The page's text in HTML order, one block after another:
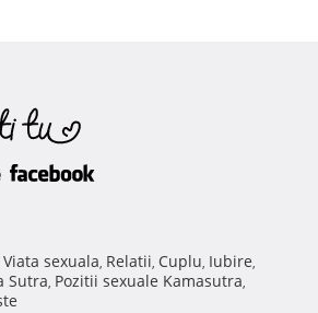
Viata sexuala, Relatii, Cuplu, Iubire,
Sutra, Pozitii sexuale Kamasutra,